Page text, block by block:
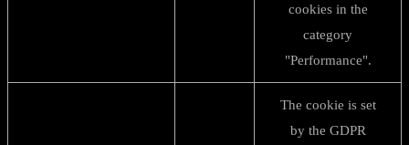
cookies in the
category
"Performance".
The cookie is set
by the GDPR